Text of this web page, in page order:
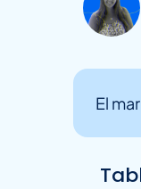
El